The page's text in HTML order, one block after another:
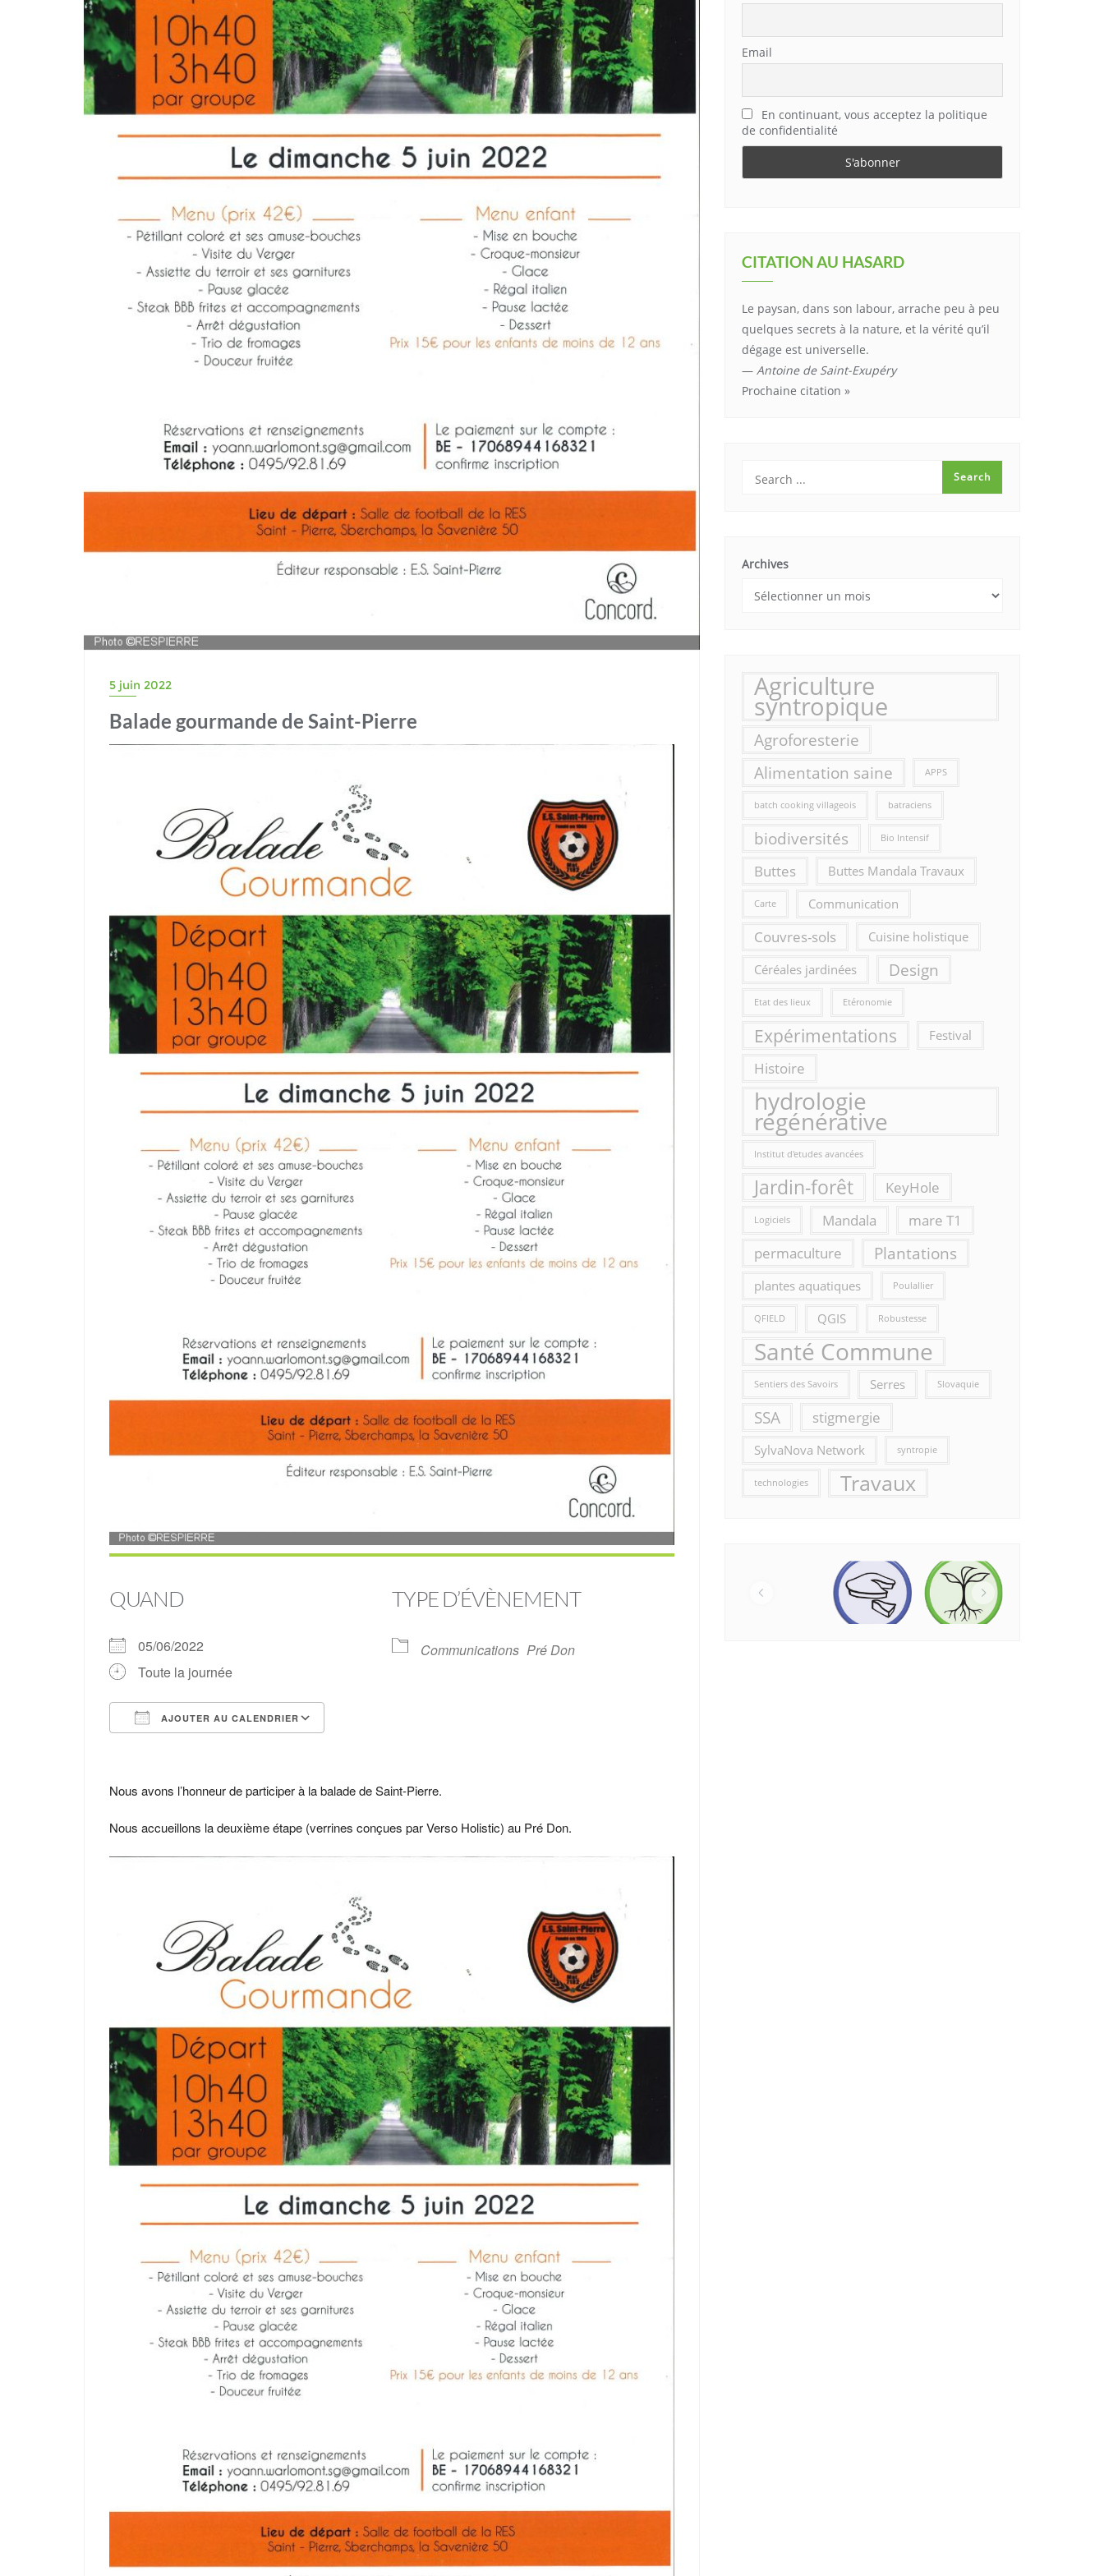
5 juin 2022
Balade gourmande de Saint-Pierre
QUAND
05/06/2022
Toute la journée
AJOUTER AU CALENDRIER
TYPE D’ÉVÈNEMENT
Communications Pré Don
Nous avons l’honneur de participer à la balade de Saint-Pierre.
Nous accueillons la deuxième étape (verrines conçues par Verso Holistic) au Pré Don.
Email
En continuant, vous acceptez la politique
de confidentialité
CITATION AU HASARD
Le paysan, dans son labour, arrache peu à peu
quelques secrets à la nature, et la vérité qu’il
dégage est universelle.
— Antoine de Saint-Exupéry
Prochaine citation »
Archives
Agriculture
syntropique
Agroforesterie
Alimentation saine
APPS
batch cooking villageois batraciens
biodiversités Bio Intensif
Buttes Buttes Mandala Travaux
Carte Communication
Couvres-sols
Cuisine holistique
Céréales jardinées
Design
Etat des lieux Etéronomie
Expérimentations Festival
Histoire
hydrologie
régénérative
Institut d'etudes avancées
Jardin-forêt KeyHole
Logiciels Mandala
mare T1
permaculture
Plantations
plantes aquatiques Poulallier
QFIELD QGIS Robustesse
Santé Commune
Sentiers des Savoirs Serres Slovaquie
SSA stigmergie
SylvaNova Network syntropie
technologies Travaux